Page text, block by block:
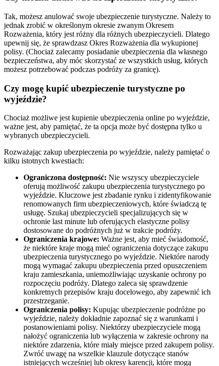
Tak, możesz anulować swoje ubezpieczenie turystyczne. Należy to
jednak zrobić w określonym okresie zwanym Okresem
Rozważenia, który jest różny dla różnych ubezpieczycieli. Dlatego
upewnij się, że sprawdzasz Okres Rozważenia dla wykupionej
polisy. (Chociaż zalecamy posiadanie ubezpieczenia dla własnego
bezpieczeństwa, aby móc skorzystać ze wszystkich usług, których
możesz potrzebować podczas podróży za granicę).
Czy mogę kupić ubezpieczenie turystyczne po
wyjeździe?
Chociaż możliwe jest kupienie ubezpieczenia online po wyjeździe,
ważne jest, aby pamiętać, że ta opcja może być dostępna tylko u
wybranych ubezpieczycieli.
Rozważając zakup ubezpieczenia po wyjeździe, należy pamiętać o
kilku istotnych kwestiach:
Ograniczona dostępność: Nie wszyscy ubezpieczyciele
oferują możliwość zakupu ubezpieczenia turystycznego po
wyjeździe. Kluczowe jest zbadanie rynku i zidentyfikowanie
renomowanych firm ubezpieczeniowych, które świadczą tę
usługę. Szukaj ubezpieczycieli specjalizujących się w
ochronie last minute lub oferujących elastyczne polisy
dostosowane do podróżnych już w trakcie podróży.
Ograniczenia krajowe: Ważne jest, aby mieć świadomość,
że niektóre kraje mogą mieć ograniczenia dotyczące zakupu
ubezpieczenia turystycznego po wyjeździe. Niektóre narody
mogą wymagać zakupu ubezpieczenia przed opuszczeniem
kraju zamieszkania, uniemożliwiając uzyskanie ochrony po
rozpoczęciu podróży. Dlatego zaleca się sprawdzenie
konkretnych przepisów kraju docelowego, aby zapewnić ich
przestrzeganie.
Ograniczenia polisy: Kupując ubezpieczenie podróżne po
wyjeździe, należy dokładnie zapoznać się z warunkami i
postanowieniami polisy. Niektórzy ubezpieczyciele mogą
nałożyć ograniczenia lub wyłączenia w zakresie ochrony na
niektóre zdarzenia, które miały miejsce przed zakupem polisy.
Zwróć uwagę na wszelkie klauzule dotyczące stanów
istniejących wcześniej lub okresy karencji, które mogą